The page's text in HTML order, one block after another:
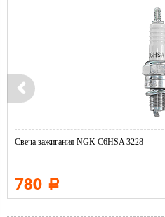
Свеча зажигания NGK C6HSA 3228
780 Р